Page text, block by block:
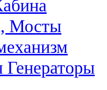
Мосты
Генераторы